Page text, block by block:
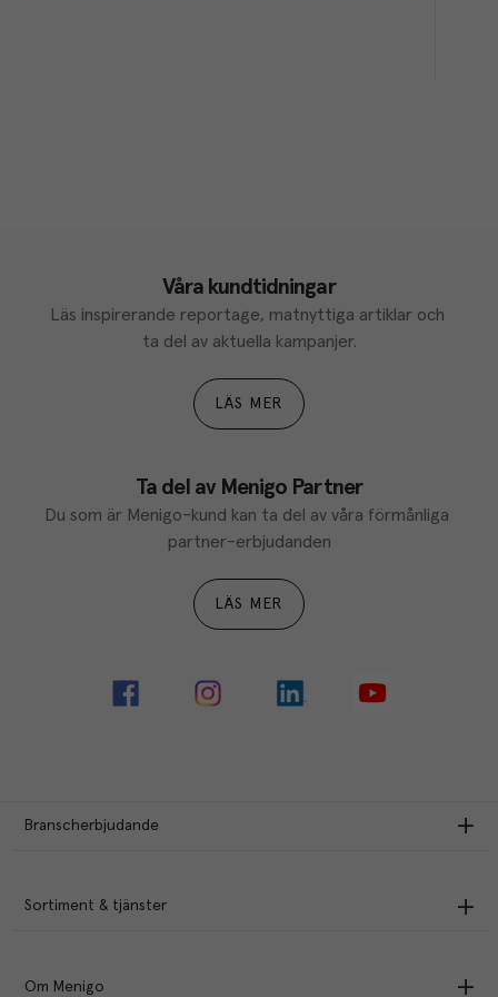
Våra kundtidningar
Läs inspirerande reportage, matnyttiga artiklar och
ta del av aktuella kampanjer.
LÄS MER
Ta del av Menigo Partner
Du som är Menigo-kund kan ta del av våra förmånliga
partner-erbjudanden
LÄS MER
Branscherbjudande
Sortiment & tjänster
Om Menigo